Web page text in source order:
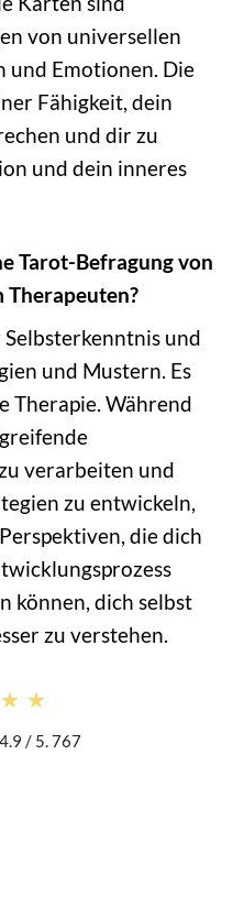
von universellen
und Emotionen. Die
Fähigkeit, dein
und dir zu
und dein inneres
Tarot-Befragung von
Therapeuten?
und
und Mustern. Es
Therapie. Während
verarbeiten und
zu entwickeln,
die dich
können, dich selbst
zu verstehen.
/ 5. 767